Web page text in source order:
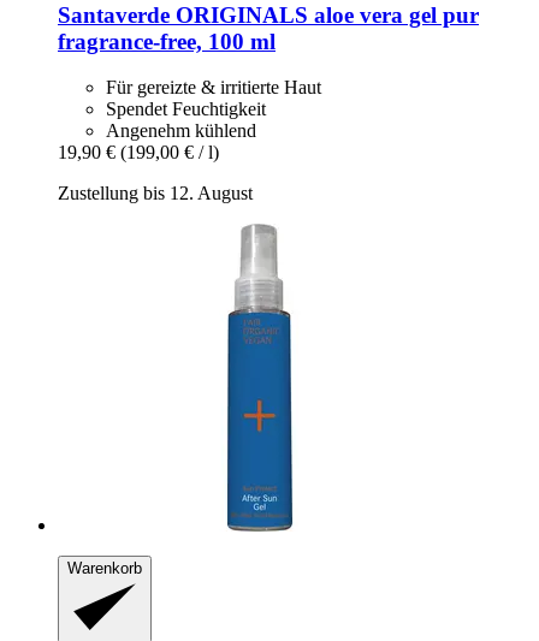
Santaverde ORIGINALS aloe vera gel pur
fragrance-​free, 100 ml
Für gereizte & irritierte Haut
Spendet Feuchtigkeit
Angenehm kühlend
19,90 € (199,00 € / l)
Zustellung bis 12. August
Warenkorb